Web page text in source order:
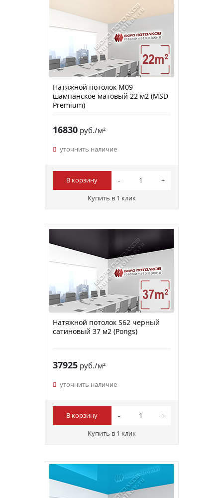
Натяжной потолок M09
шампанское матовый 22 м2 (MSD
Premium)
16830руб./м²
уточнить наличие
В корзину
Купить в 1 клик
Натяжной потолок S62 черный
сатиновый 37 м2 (Pongs)
37925руб./м²
уточнить наличие
В корзину
Купить в 1 клик